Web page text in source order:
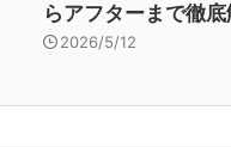
らアフターまで徹底
2026/5/12